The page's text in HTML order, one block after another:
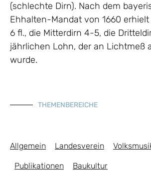
(schlechte Dirn). Nach dem
Ehhalten-Mandat von 1660
6 fl., die Mitterdirn 4-5, die
jährlichen Lohn, der an Lichtmeß
wurde.
THEMENBEREICHE
Allgemein Landesverein
Publikationen Baukultur